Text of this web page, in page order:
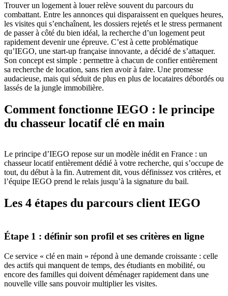
Trouver un logement à louer relève souvent du parcours du
combattant. Entre les annonces qui disparaissent en quelques heures,
les visites qui s’enchaînent, les dossiers rejetés et le stress permanent
de passer à côté du bien idéal, la recherche d’un logement peut
rapidement devenir une épreuve. C’est à cette problématique
qu’IEGO, une start-up française innovante, a décidé de s’attaquer.
Son concept est simple : permettre à chacun de confier entièrement
sa recherche de location, sans rien avoir à faire. Une promesse
audacieuse, mais qui séduit de plus en plus de locataires débordés ou
lassés de la jungle immobilière.
Comment fonctionne IEGO : le principe
du chasseur locatif clé en main
Le principe d’IEGO repose sur un modèle inédit en France : un
chasseur locatif entièrement dédié à votre recherche, qui s’occupe de
tout, du début à la fin. Autrement dit, vous définissez vos critères, et
l’équipe IEGO prend le relais jusqu’à la signature du bail.
Les 4 étapes du parcours client IEGO
Étape 1 : définir son profil et ses critères en ligne
Ce service « clé en main » répond à une demande croissante : celle
des actifs qui manquent de temps, des étudiants en mobilité, ou
encore des familles qui doivent déménager rapidement dans une
nouvelle ville sans pouvoir multiplier les visites.